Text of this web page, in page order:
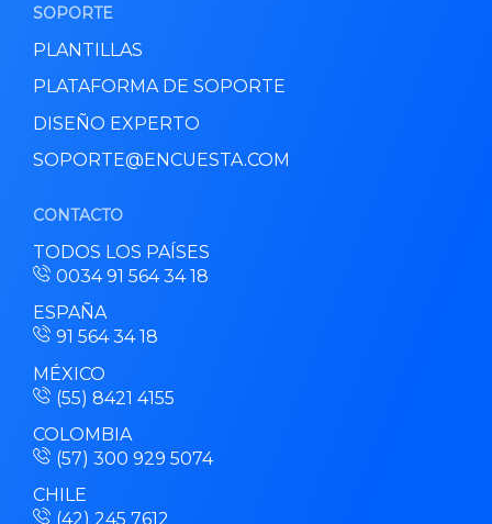
SOPORTE
PLANTILLAS
PLATAFORMA DE SOPORTE
DISEÑO EXPERTO
SOPORTE@ENCUESTA.COM
CONTACTO
TODOS LOS PAÍSES
0034 91 564 34 18
ESPAÑA
91 564 34 18
MÉXICO
(55) 8421 4155
COLOMBIA
(57) 300 929 5074
CHILE
(42) 245 7612